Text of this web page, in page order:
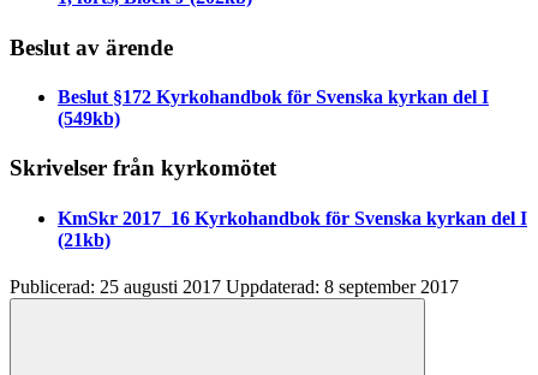
Beslut av ärende
Beslut §172 Kyrkohandbok för Svenska kyrkan del I
(549kb)
Skrivelser från kyrkomötet
KmSkr 2017_16 Kyrkohandbok för Svenska kyrkan del I
(21kb)
Publicerad: 25 augusti 2017 Uppdaterad: 8 september 2017